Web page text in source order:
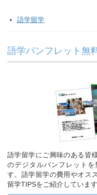
語学留学
語学パンフレット無
語学留学にご興味のある皆
のデジタルパンフレット
す。語学留学の費用やオス
留学TIPSをご紹介しています